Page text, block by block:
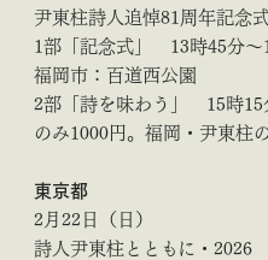
尹東柱詩人追悼81周年記
1部「記念式」 13時45分～
福岡市：百道西公園
2部「詩を味わう」 15時15
のみ1000円。福岡・尹東柱
東京都
2月22日（日）
詩人尹東柱とともに・